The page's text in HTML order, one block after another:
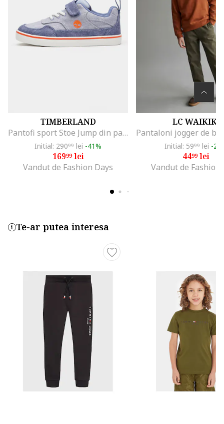
TIMBERLAND
Pantofi sport Stoe Jump din panza cu banda velcro, Albastru deschis
Initial: 29099 lei -41%
16999lei
Vandut de Fashion Days
LC WAIKIKI
Initial: 5999 lei -
4499lei
Vandut de Fashion
Te-ar putea interesa